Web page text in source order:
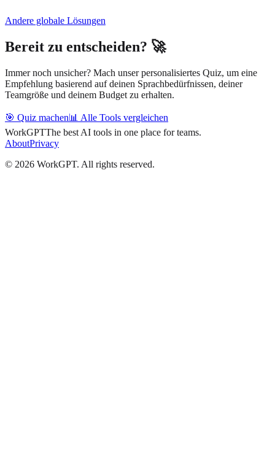
Andere globale Lösungen
Bereit zu entscheiden? 🚀
Immer noch unsicher? Mach unser personalisiertes Quiz, um eine
Empfehlung basierend auf deinen Sprachbedürfnissen, deiner
Teamgröße und deinem Budget zu erhalten.
🎯 Quiz machen📊 Alle Tools vergleichen
WorkGPTThe best AI tools in one place for teams.
AboutPrivacy
© 2026 WorkGPT. All rights reserved.